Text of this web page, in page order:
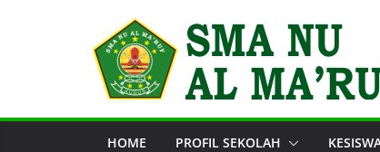
HOME PROFIL SEKOLAH